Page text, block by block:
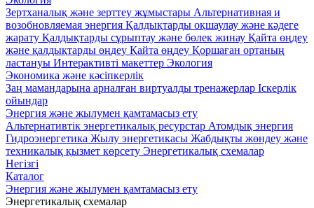
Зертханалық және зерттеу жұмыстары Альтернативная и
возобновляемая энергия Қалдықтарды оқшаулау және кәдеге
жарату Қалдықтарды сұрыптау және бөлек жинау Қайта өңдеу
және қалдықтарды өңдеу Қайта өңдеу Қоршаған ортаның
ластануы Интерактивті макеттер Экология
Экономика және кәсіпкерлік
Заң мамандарына арналған виртуалды тренажерлар Iскерлік
ойындар
Энергия және жылумен қамтамасыз ету
Альтернативтік энергетикалық ресурстар Атомдық энергия
Гидроэнергетика Жылу энергетикасы Жабдықты жөндеу және
техникалық қызмет көрсету Энергетикалық схемалар
Негізгі
Каталог
Энергия және жылумен қамтамасыз ету
Энергетикалық схемалар